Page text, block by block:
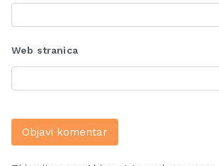
Web stranica